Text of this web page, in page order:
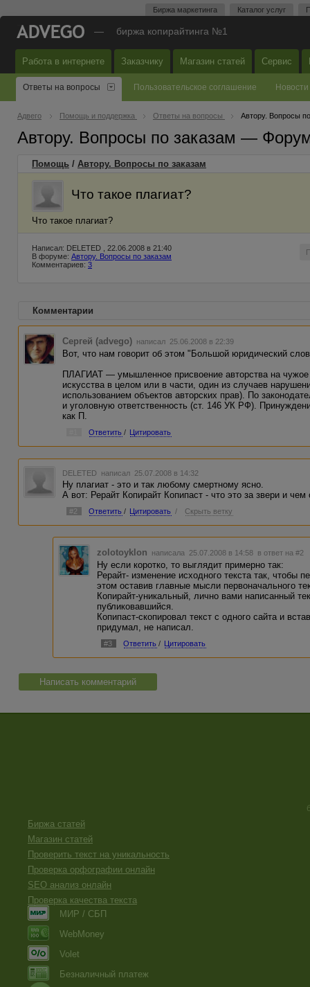
Биржа маркетинга Каталог услуг
— биржа копирайтинга №1
Работа в интернете Заказчику Магазин статей Сервис
Ответы на вопросы Пользовательское соглашение Новости
Адвего Помощь и поддержка Ответы на вопросы Автору. Вопросы
Автору. Вопросы по заказам —
Помощь / Автору. Вопросы по заказам
Что такое плагиат?
Что такое плагиат?
Написал: DELETED , 22.06.2008 в 21:40
В форуме: Автору. Вопросы по заказам
Комментариев: 3
Комментарии
Сергей (advego) написал 25.06.2008 в 22:39
Вот, что нам говорит об этом "Большой юридический
ПЛАГИАТ — умышленное присвоение авторства на чужое
искусства в целом или в части, один из случаев
использованием объектов авторских прав). По
и уголовную ответственность (ст. 146 УК РФ).
как П.
Ответить / Цитировать
DELETED написал 25.07.2008 в 14:32
Ну плагиат - это и так любому смертному ясно.
А вот: Рерайт Копирайт Копипаст - что это за звери и чем
#2 Ответить / Цитировать / Скрыть ветку
zolotoyklon написала 25.07.2008 в 14:58 в ответ на #2
Ну если коротко, то выглядит примерно так:
Рерайт- изменение исходного текста так, чтобы
этом оставив главные мысли первоначального
Копирайт-уникальный, лично вами написанный
публиковавшийся.
Копипаст-скопировал текст с одного сайта и
придумал, не написал.
#3 Ответить / Цитировать
Написать комментарий
Биржа статей
Магазин статей
Проверить текст на уникальность
Проверка орфографии онлайн
SEO анализ онлайн
Проверка качества текста
МИР / СБП
WebMoney
Volet
Безналичный платеж